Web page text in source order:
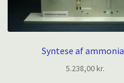
Syntese af
5.238,00kr.